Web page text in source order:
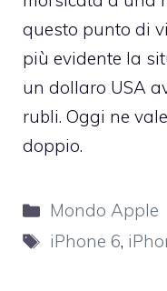
questo punto di
più evidente la
un dollaro USA
rubli. Oggi ne
doppio.
Categorie
Mondo Apple
Tag
iPhone 6,